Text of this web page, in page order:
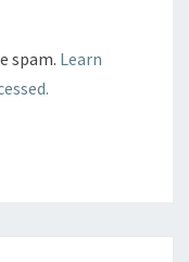
spam. Learn